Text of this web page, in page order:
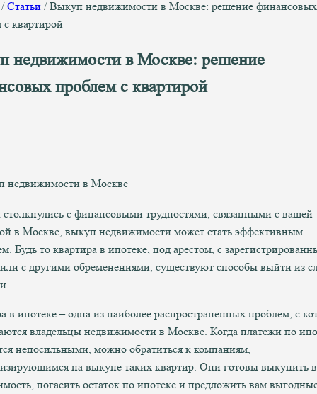
Статьи /Выкуп недвижимости в Москве: решение финансовых
с квартирой
недвижимости в Москве: решение
проблем с квартирой
с финансовыми трудностями, связанными с вашей
в Москве, выкуп недвижимости может стать эффективным
Будь то квартира в ипотеке, под арестом, с
с другими обременениями, существуют способы выйти из
в ипотеке – одна из наиболее распространенных проблем, с
владельцы недвижимости в Москве. Когда платежи по
непосильными, можно обратиться к компаниям,
на выкупе таких квартир. Они готовы выкупить
погасить остаток по ипотеке и предложить вам